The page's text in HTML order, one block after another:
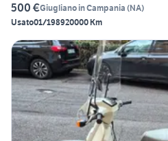
500 €Giugliano in Campania (NA)
Usato01/198920000 Km